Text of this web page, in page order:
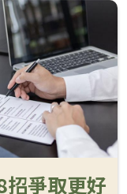
爭取更好